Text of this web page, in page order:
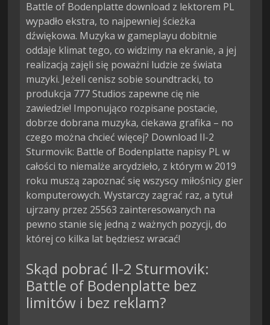
Battle of Bodenplatte download z lektorem PL
wypadło ekstra, to najpewniej ścieżka
dźwiękowa. Muzyka w gameplayu dobitnie
oddaje klimat tego, co widzimy na ekranie, a jej
realizacją zajęli się poważni ludzie ze świata
muzyki. Jeżeli cenisz sobie soundtracki, to
produkcja 777 Studios zapewne cię nie
zawiedzie! Imponująco rozpisane postacie,
dobrze dobrana muzyka, ciekawa grafika – no
czego można chcieć więcej? Download Il-2
Sturmovik: Battle of Bodenplatte napisy PL w
całości to niemalże arcydzieło, z którym w 2019
roku muszą zapoznać się wszyscy miłośnicy gier
komputerowych. Wystarczy zagrać raz, a tytuł
ujrzany przez 25563 zainteresowanych na
pewno stanie się jedną z ważnych pozycji, do
której co kilka lat będziesz wracać!
Skąd pobrać Il-2 Sturmovik:
Battle of Bodenplatte bez
limitów i bez reklam?